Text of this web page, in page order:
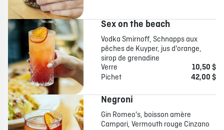
Sex on the beach
Vodka Smirnoff, Schnapps aux
pêches de Kuyper, jus d'orange,
sirop de grenadine
Verre
10,50 $
Pichet
42,00 $
Negroni
Gin Romeo's, boisson amère
Campari, Vermouth rouge Cinzano